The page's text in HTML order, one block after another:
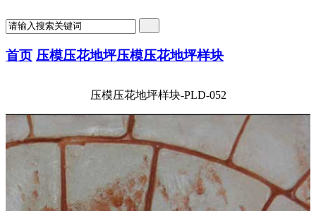
首页 压模压花地坪压模压花地坪样块
压模压花地坪样块-PLD-052